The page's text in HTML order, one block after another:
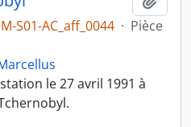
S01-AC_aff_0044 · Pièce
le 27 avril 1991 à